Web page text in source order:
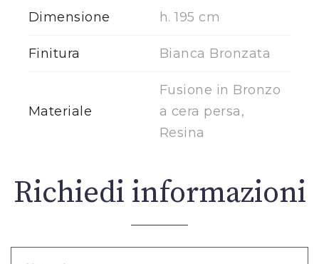
Dimensione h. 195 cm
Finitura Bianca Bronzata
Materiale
Fusione in Bronzo
a cera persa,
Resina
Richiedi informazioni